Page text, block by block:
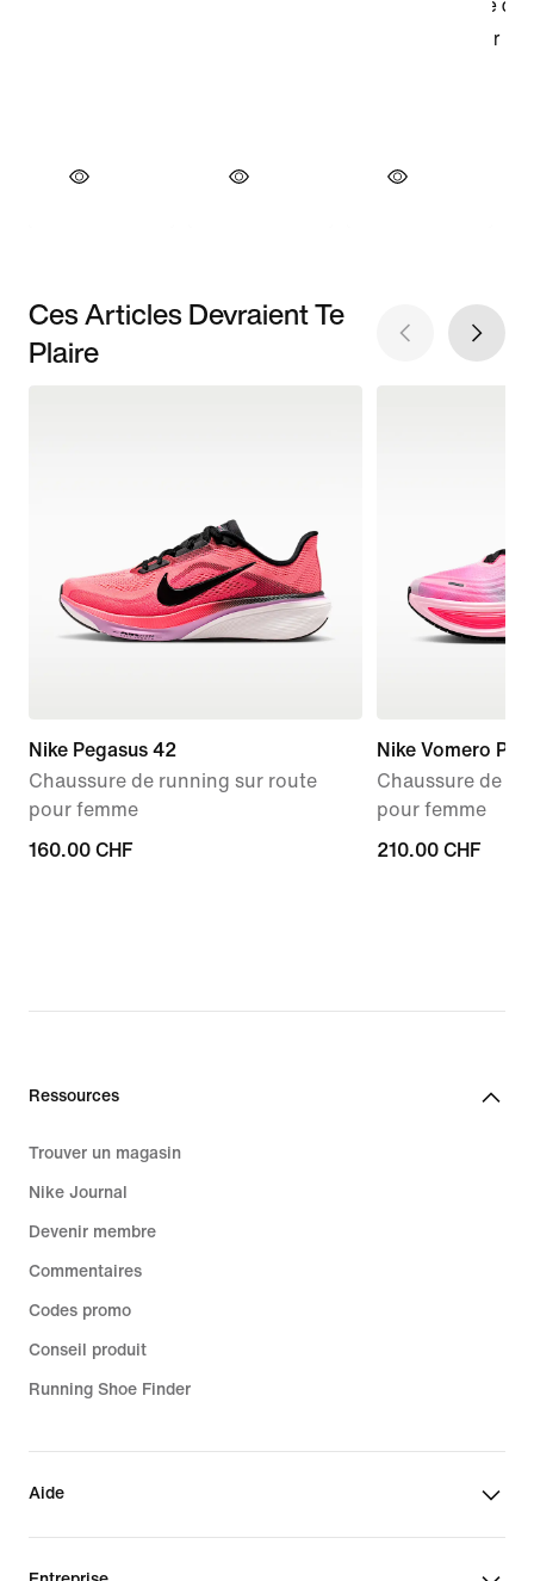
Ces Articles Devraient Te
Plaire
Nike Pegasus 42
Chaussure de running sur route
pour femme
160.00 CHF
160.00 CHF
Nike Vomero Plus
Chaussure de
pour femme
210.00 CHF
210.00 CHF
Ressources
Trouver un magasin
Nike Journal
Devenir membre
Commentaires
Codes promo
Conseil produit
Running Shoe Finder
Aide